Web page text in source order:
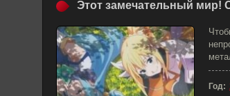
Этот замечательный мир!
Год: